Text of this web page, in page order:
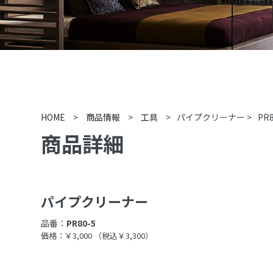
HOME > 商品情報 > 工具 > パイプクリーナー >
商品詳細
パイプクリーナー
品番： PR80-5
価格：￥3,000 （税込￥3,300）